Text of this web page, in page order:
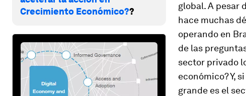
Crecimiento Económico??
global. A pesar
hace muchas
operando en
de las
sector privado
económico? Y,
grande es el